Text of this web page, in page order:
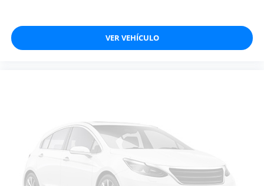
VER VEHÍCULO